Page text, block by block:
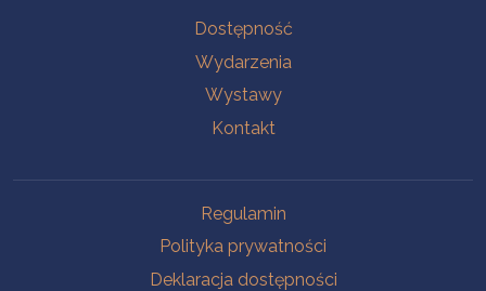
Dostępność
Wydarzenia
Wystawy
Kontakt
Regulamin
Polityka prywatności
Deklaracja dostępności